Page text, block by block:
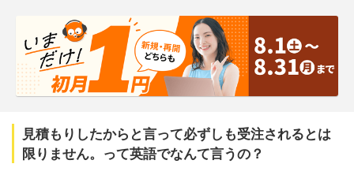
見積もりしたからと言って必ずしも受注されるとは
限りません。って英語でなんて言うの？